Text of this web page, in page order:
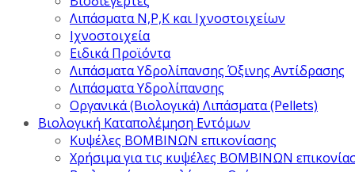
Λιπάσματα Ν,Ρ,Κ και Ιχνοστοιχείων
Ιχνοστοιχεία
Ειδικά Προϊόντα
Λιπάσματα Υδρολίπανσης Όξινης Αντίδρασης
Λιπάσματα Υδρολίπανσης
Οργανικά (Βιολογικά) Λιπάσματα (Pellets)
Βιολογική Καταπολέμηση Εντόμων
Κυψέλες ΒΟΜΒΙΝΩΝ επικονίασης
Χρήσιμα για τις κυψέλες ΒΟΜΒΙΝΩΝ